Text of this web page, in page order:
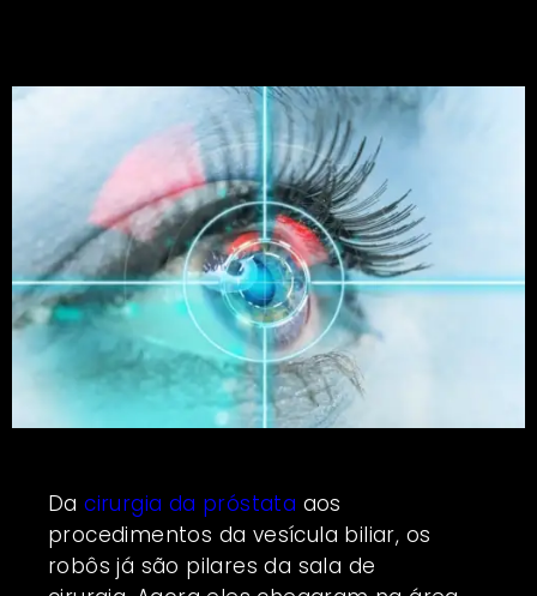
Dacirurgia da próstata aos
procedimentos da vesícula biliar, os
robôs já são pilares da sala de